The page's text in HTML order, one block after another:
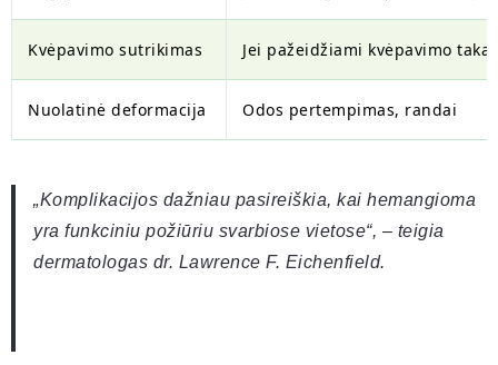
Kvėpavimo sutrikimas Jei pažeidžiami kvėpavimo takai
Nuolatinė deformacija Odos pertempimas, randai
„Komplikacijos dažniau pasireiškia, kai hemangioma
yra funkciniu požiūriu svarbiose vietose“, – teigia
dermatologas dr. Lawrence F. Eichenfield.